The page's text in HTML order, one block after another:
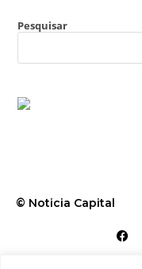
Pesquisar
© Noticia Capital